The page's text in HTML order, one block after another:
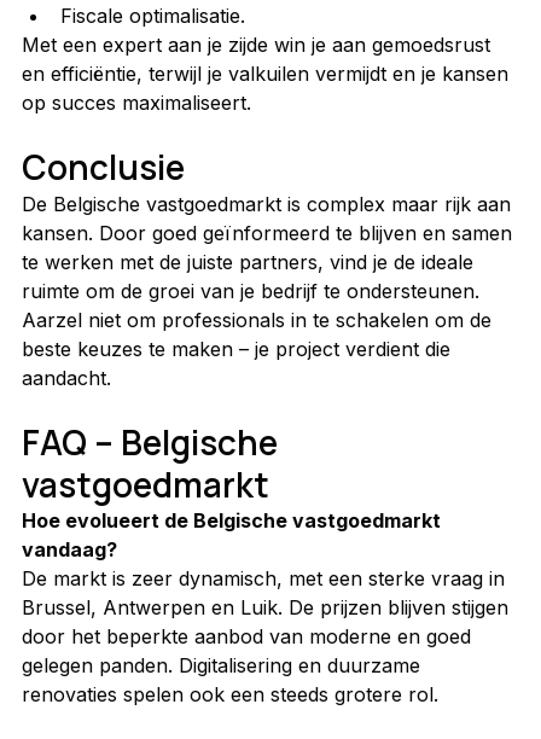
Fiscale optimalisatie.
Met een expert aan je zijde win je aan gemoedsrust
en efficiëntie, terwijl je valkuilen vermijdt en je kansen
op succes maximaliseert.
Conclusie
De Belgische vastgoedmarkt is complex maar rijk aan
kansen. Door goed geïnformeerd te blijven en samen
te werken met de juiste partners, vind je de ideale
ruimte om de groei van je bedrijf te ondersteunen.
Aarzel niet om professionals in te schakelen om de
beste keuzes te maken – je project verdient die
aandacht.
FAQ – Belgische
vastgoedmarkt
Hoe evolueert de Belgische vastgoedmarkt
vandaag?
De markt is zeer dynamisch, met een sterke vraag in
Brussel, Antwerpen en Luik. De prijzen blijven stijgen
door het beperkte aanbod van moderne en goed
gelegen panden. Digitalisering en duurzame
renovaties spelen ook een steeds grotere rol.